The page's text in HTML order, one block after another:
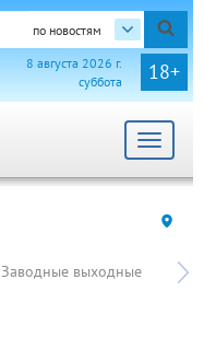
по новостям
18+
8 августа 2026 г.
суббота
Toggle
Заводные выходные